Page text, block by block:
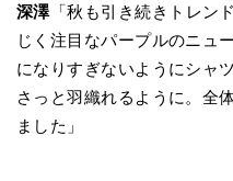
深澤「秋も引き続きトレン
じく注目なパープルのニュ
になりすぎないようにシャ
さっと羽織れるように。全
ました」